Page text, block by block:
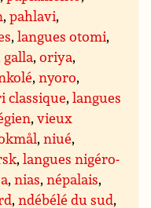
,pahlavi,
,langues otomi,
galla,oriya,
,nyoro,
classique,langues
,vieux
,niué,
,langues nigéro-
,nias,népalais,
,ndébélé du sud,